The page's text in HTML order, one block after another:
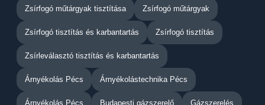
Zsírfogó műtárgyak tisztítása Zsírfogó műtárgyak
Zsírfogó tisztítás és karbantartás Zsírfogó tisztítás
Zsírleválasztó tisztítás és karbantartás
Árnyékolás Pécs Árnyékolástechnika Pécs
Árnyékolás Pécs Budapesti gázszerelő Gázszerelés